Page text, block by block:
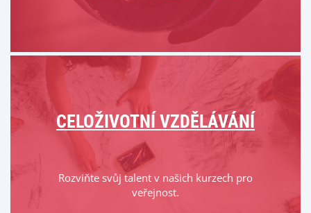
CELOŽIVOTNÍ VZDĚLÁVÁNÍ
Rozviňte svůj talent v našich kurzech pro
veřejnost.